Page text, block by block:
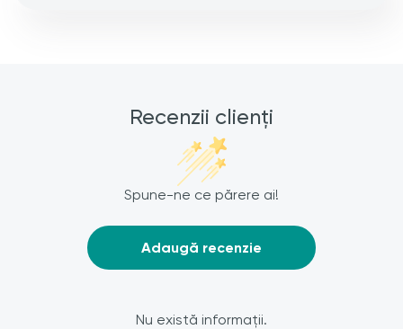
Recenzii clienți
Spune-ne ce părere ai!
Adaugă recenzie
Nu există informații.